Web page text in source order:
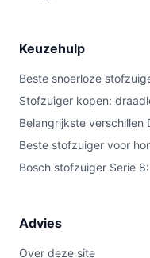
Keuzehulp
Beste snoerloze
Stofzuiger kopen:
Belangrijkste
Beste stofzuiger voor
Bosch stofzuiger Serie
Advies
Over deze site